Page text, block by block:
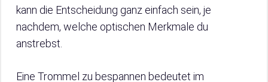
kann die Entscheidung ganz einfach sein, je
nachdem, welche optischen Merkmale du
anstrebst.
Eine Trommel zu bespannen bedeutet im